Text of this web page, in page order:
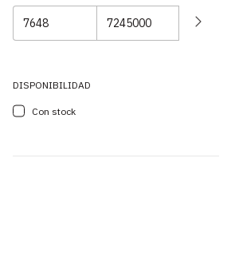
DISPONIBILIDAD
Con stock